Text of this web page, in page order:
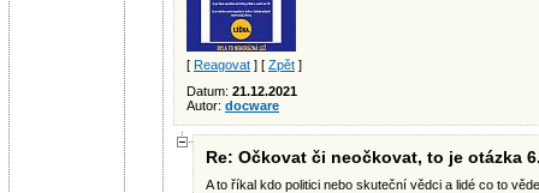
[ Reagovat ] [ Zpět ]
Datum: 21.12.2021
Autor: docware
Re: Očkovat či neočkovat, to je otázka
A to říkal kdo politici nebo skuteční vědci a lidé co to